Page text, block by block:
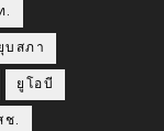
.
บสภา
ยูโอบี
ช.